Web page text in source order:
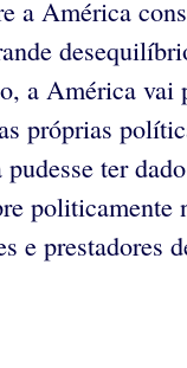
a América
a América vai
próprias
ter
politicamente
e prestadores